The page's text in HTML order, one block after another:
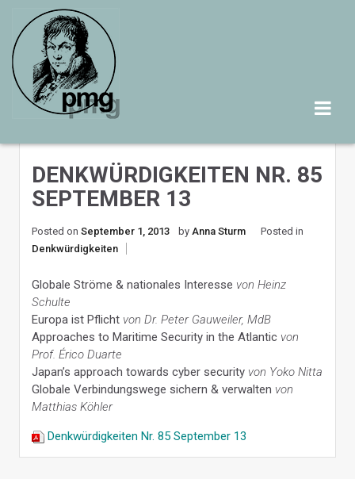
content
DENKWÜRDIGKEITEN NR. 85
SEPTEMBER 13
Posted on September 1, 2013 by Anna Sturm
Posted in
Denkwürdigkeiten
Globale Ströme & nationales Interesse von Heinz
Schulte
Europa ist Pflicht von Dr. Peter Gauweiler, MdB
Approaches to Maritime Security in the Atlantic von
Prof. Érico Duarte
Japan’s approach towards cyber securityvon Yoko Nitta
Globale Verbindungswege sichern & verwalten von
Matthias Köhler
Denkwürdigkeiten Nr. 85 September 13